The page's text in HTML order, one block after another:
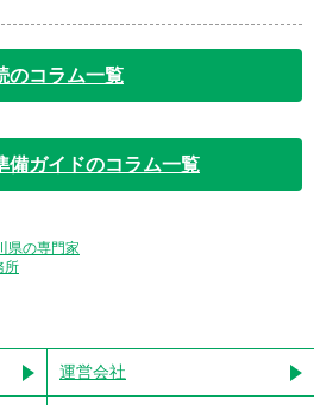
のコラム一覧
備ガイドのコラム一覧
県の専門家
所
運営会社